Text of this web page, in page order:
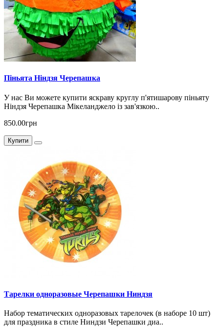
Піньята Ніндзя Черепашка
У нас Ви можете купити яскраву круглу п'ятишарову піньяту
Ніндзя Черепашка Мікеланджело із зав'язкою..
850.00грн
Купити
Тарелки одноразовые Черепашки Ниндзя
Набор тематических одноразовых тарелочек (в наборе 10 шт)
для праздника в стиле Ниндзи Черепашки диа..